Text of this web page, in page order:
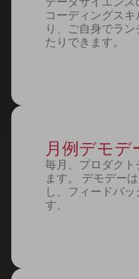
コーディングス
り、ご自身でラ
たりできます。
月例デモデ
毎月、プロダク
ます。 デモデー
し、フィードバ
す。